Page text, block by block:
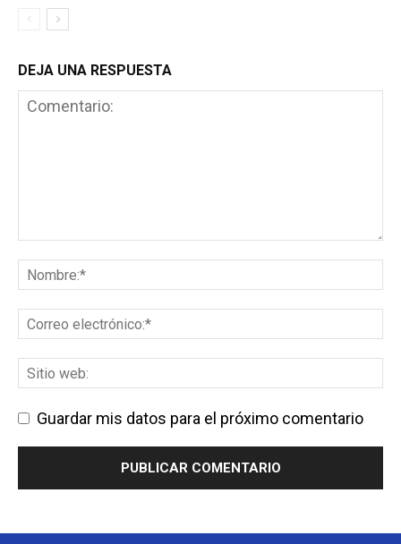
DEJA UNA RESPUESTA
Guardar mis datos para el próximo comentario